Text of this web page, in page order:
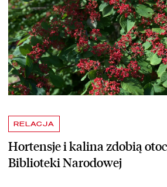
RELACJA
Hortensje i kalina zdobią
Biblioteki Narodowej